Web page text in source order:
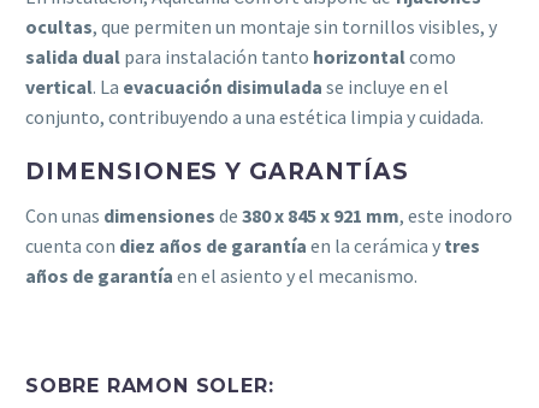
ocultas, que permiten un montaje sin tornillos visibles, y
salida dual para instalación tanto horizontalcomo
vertical. La evacuación disimulada se incluye en el
conjunto, contribuyendo a una estética limpia y cuidada.
DIMENSIONES Y GARANTÍAS
Con unas dimensiones de 380 x 845 x 921 mm, este inodoro
cuenta con diez años de garantía en la cerámica y tres
años de garantía en el asiento y el mecanismo.
SOBRE RAMON SOLER: